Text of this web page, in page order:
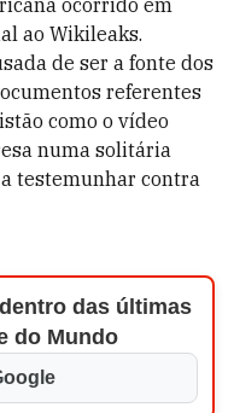
ocorrido em
ao Wikileaks.
de ser a fonte dos
referentes
como o vídeo
numa solitária
testemunhar contra
das últimas
do Mundo